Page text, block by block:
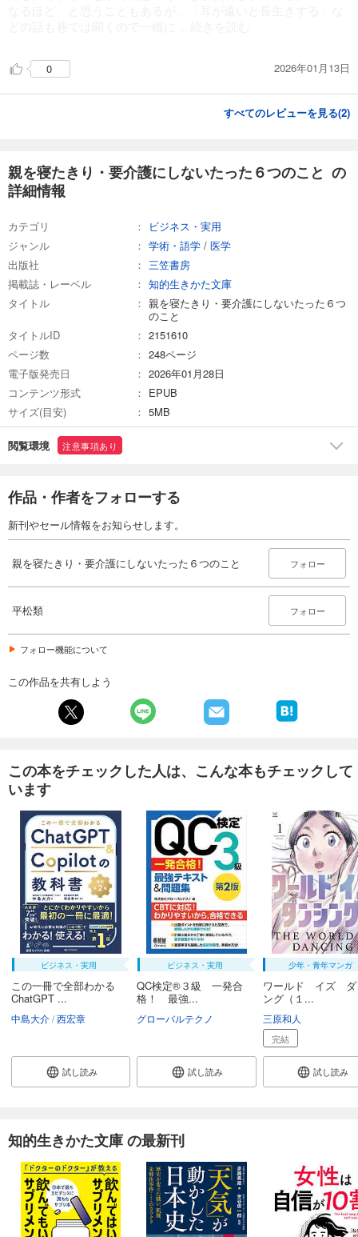
0 2026年01月13日
すべてのレビューを見る(2)
親を寝たきり・要介護にしないたった６つのこと の
詳細情報
カテゴリ
ビジネス・実用
ジャンル
学術・語学 / 医学
出版社
三笠書房
掲載誌・レーベル
知的生きかた文庫
タイトル
親を寝たきり・要介護にしないたった６つ
のこと
タイトルID
2151610
ページ数
248ページ
電子版発売日
2026年01月28日
コンテンツ形式
EPUB
サイズ(目安)
5MB
閲覧環境 注意事項あり
作品・作者をフォローする
新刊やセール情報をお知らせします。
親を寝たきり・要介護にしないたった６つのこと フォロー
平松類 フォロー
フォロー機能について
この作品を共有しよう
この本をチェックした人は、こんな本もチェックして
います
ビジネス・実用
この一冊で全部わかる
ChatGPT ...
中島大介 西宏章
試し読み
ビジネス・実用
QC検定®３級 一発合
格！ 最強...
グローバルテクノ
試し読み
少年・青年マンガ
ワールド イズ ダ
ング（１...
三原和人
完結
試し読み
知的生きかた文庫 の最新刊